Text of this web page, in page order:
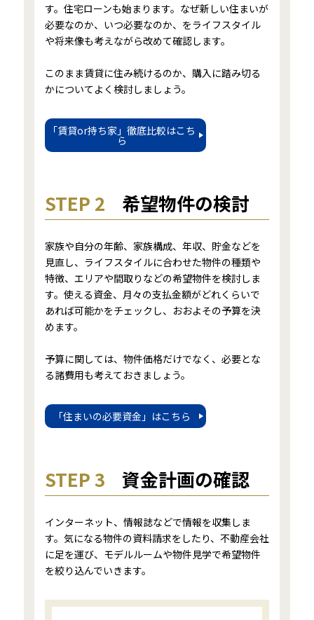
す。住宅ローンも始まります。なぜ新しい住まいが
必要なのか、いつ必要なのか、をライフスタイル
や将来像も考えながら改めて確認します。
このまま賃貸に住み続けるのか、購入に踏み切る
かについてよく検討しましょう。
「賃貸or持ち家」徹底比較はこち
ら
STEP 2 希望物件の検討
家族や自分の年齢、家族構成、年収、貯金などを
見直し、ライフスタイルに合わせた物件の種類や
特徴、エリアや間取りなどの希望物件を検討しま
す。使える資金、月々の支払金額がどれくらいで
あれば可能かをチェックし、おおよその予算を決
めます。
予算に関しては、物件価格だけでなく、必要とな
る諸費用も考えておきましょう。
「住まいの必要資金」はこちら
STEP 3 資金計画の確認
インターネット、情報誌などで情報を収集しま
す。気になる物件の資料請求をしたり、不動産会社
に足を運び、モデルルームや物件見学で希望物件
を絞り込んでいきます。